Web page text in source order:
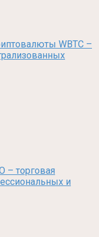
WBTC –
– торговая
и